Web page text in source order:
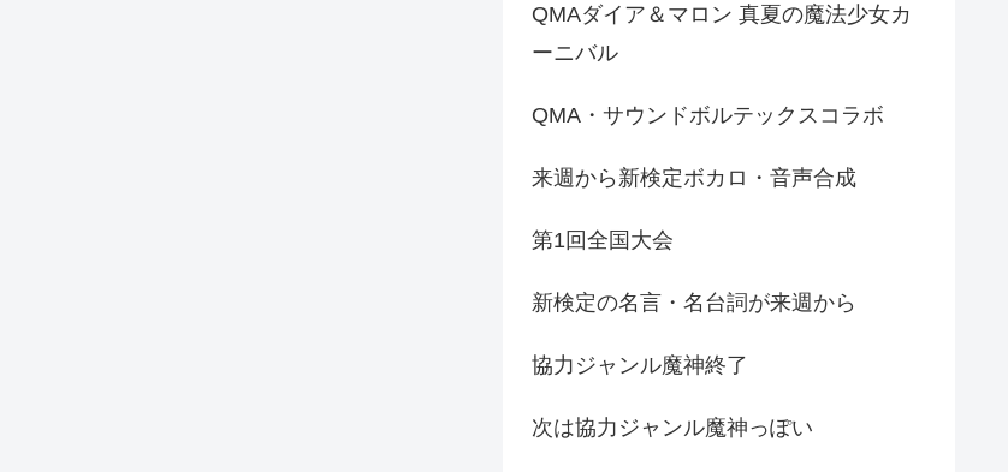
QMAダイア＆マロン 真夏の魔法少女カ
ーニバル
QMA・サウンドボルテックスコラボ
来週から新検定ボカロ・音声合成
第1回全国大会
新検定の名言・名台詞が来週から
協力ジャンル魔神終了
次は協力ジャンル魔神っぽい